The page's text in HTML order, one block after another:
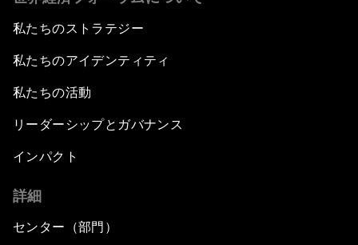
私たちのストラテジー
私たちのアイデンティティ
私たちの活動
リーダーシップとガバナンス
インパクト
詳細
センター（部門）